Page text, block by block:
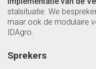
stalsituatie. We
maar ook de modulaire
IDAgro.
Sprekers